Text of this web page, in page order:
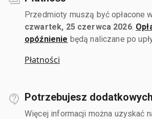
Przedmioty muszą być opłacone
czwartek, 25 czerwca 2026.
opóźnienie będą naliczane po
Płatności
Potrzebujesz
Więcej informacji można uzyskać